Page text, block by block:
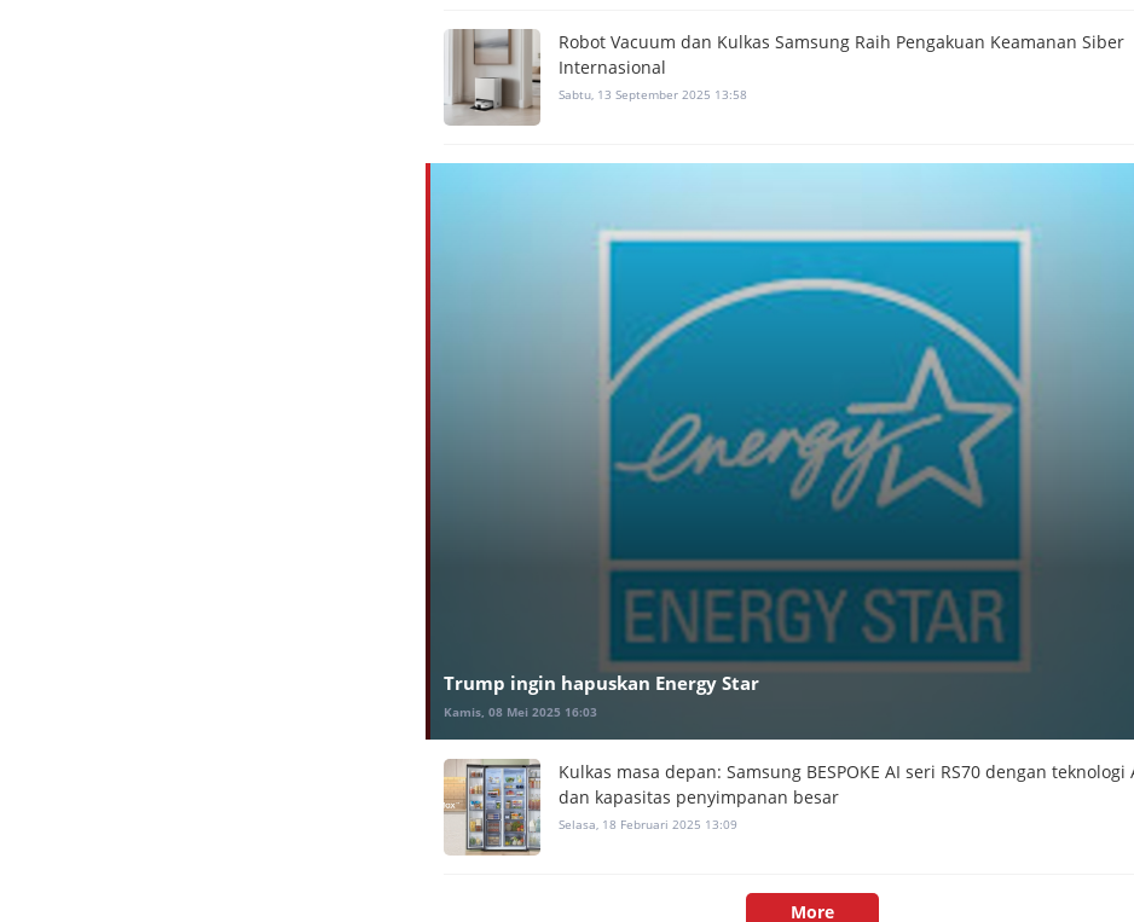
Robot Vacuum dan Kulkas Samsung Raih Pengakuan Keamanan Siber
Internasional
Sabtu, 13 September 2025 13:58
Trump ingin hapuskan Energy Star
Kamis, 08 Mei 2025 16:03
Kulkas masa depan: Samsung BESPOKE AI seri RS70 dengan teknologi
dan kapasitas penyimpanan besar
Selasa, 18 Februari 2025 13:09
More